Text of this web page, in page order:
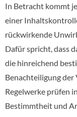
In Betracht kommt
einer
rückwirkende
Dafür spricht, dass
die hinreichend
Benachteiligung
Regelwerke prüfen
Bestimmtheit und